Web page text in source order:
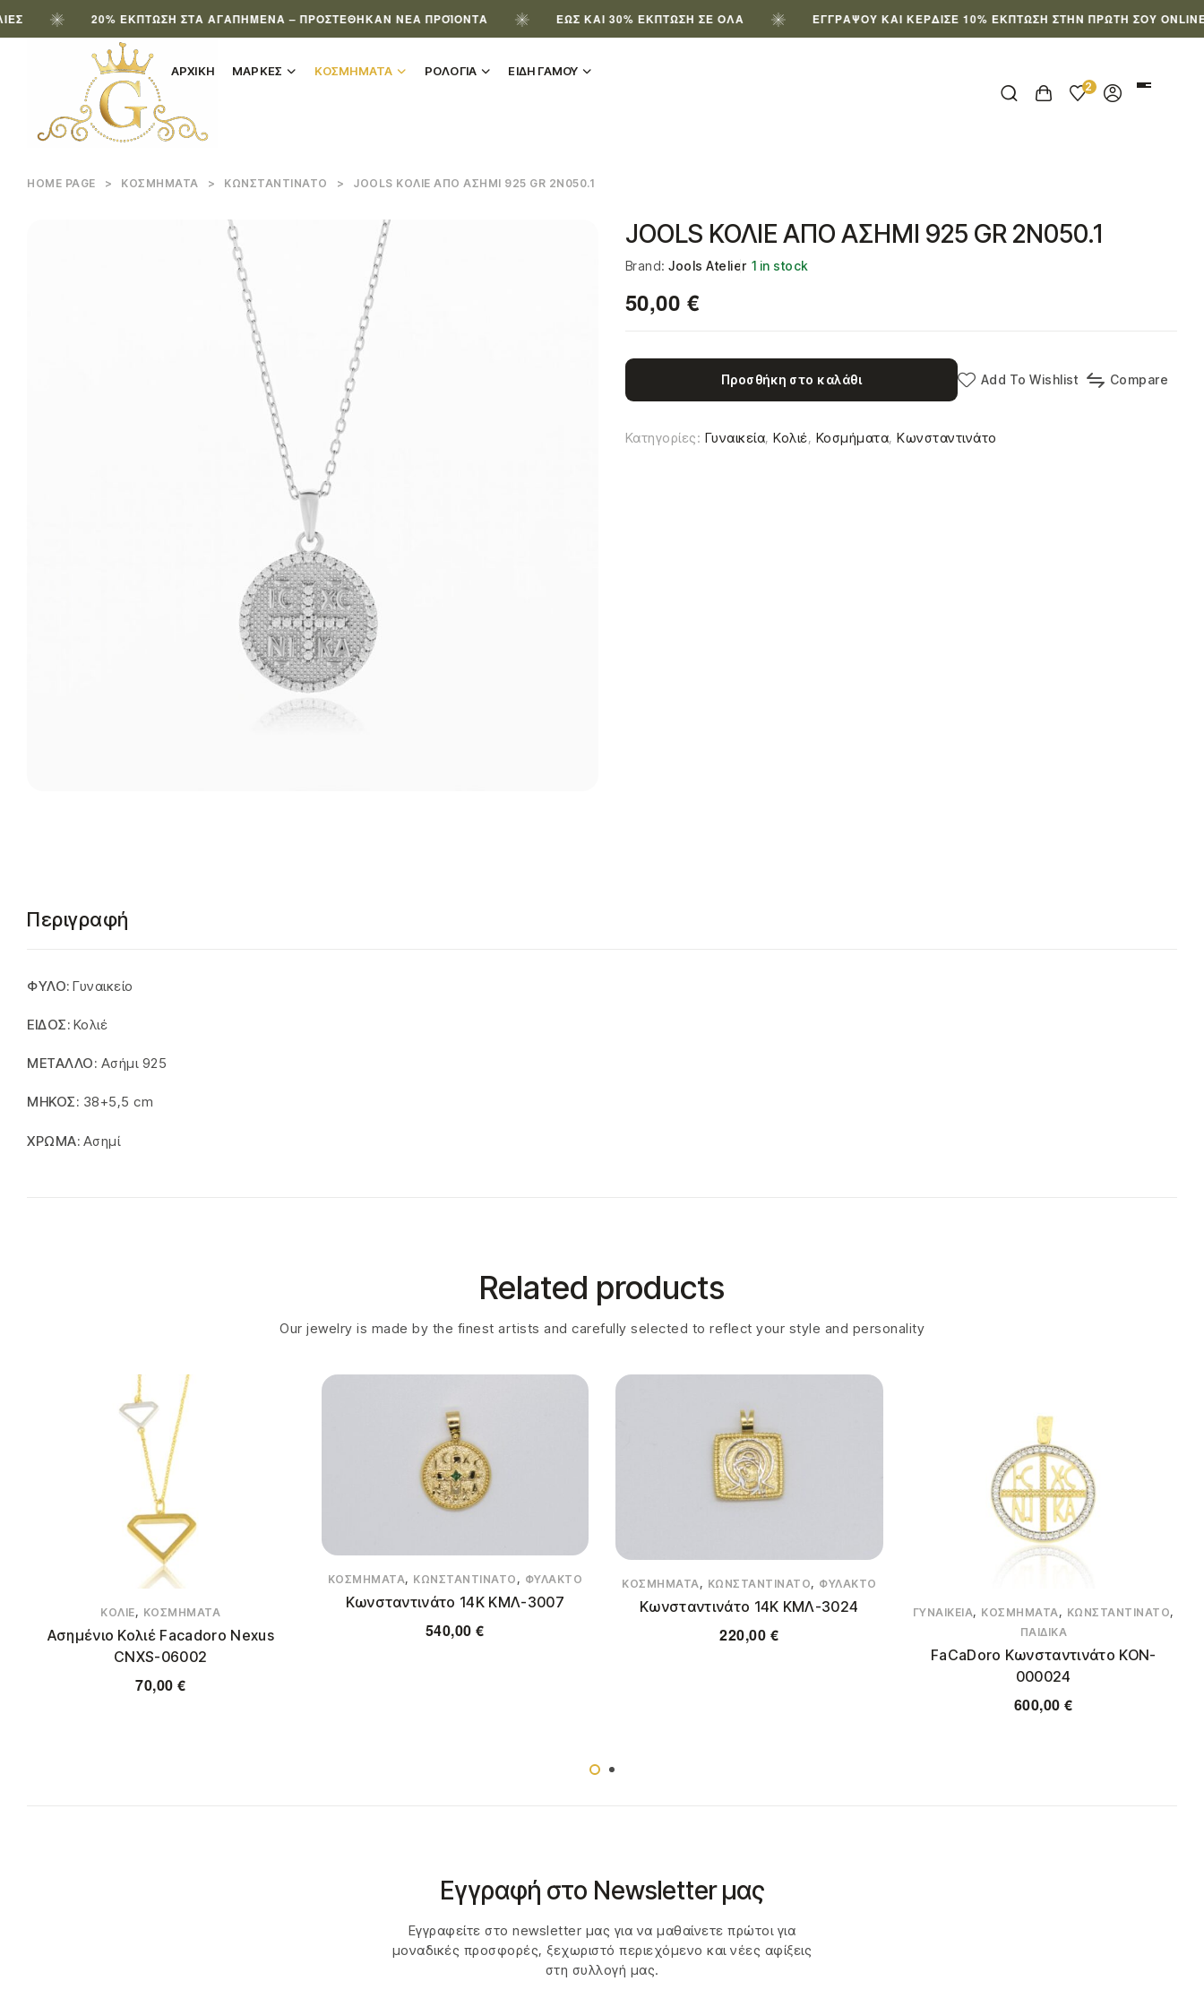
20% ΈΚΠΤΩΣΗ ΣΤΑ ΑΓΑΠΗΜΈΝΑ – ΠΡΟΣΤΈΘΗΚΑΝ ΝΈΑ ΠΡΟΪΌΝΤΑ ΈΩΣ ΚΑΙ 30% ΈΚΠΤΩΣΗ ΣΕ ΌΛΑ ΕΓΓΡΆΨΟΥ ΚΑΙ ΚΈΡΔΙΣΕ 10% ΈΚΠΤΩΣΗ ΣΤΗΝ ΠΡΏΤΗ ΣΟΥ ONLINE
ΑΡΧΙΚΗ ΜΑΡΚΕΣ ΚΟΣΜΗΜΑΤΑ ΡΟΛΟΓΙΑ ΕΙΔΗ ΓΑΜΟΥ
2
HOME PAGE > ΚΟΣΜΉΜΑΤΑ > ΚΩΝΣΤΑΝΤΙΝΆΤΟ > JOOLS ΚΟΛΙΕ ΑΠΟ ΑΣΗΜΙ 925 GR 2N050.1
JOOLS ΚΟΛΙΕ ΑΠΟ ΑΣΗΜΙ 925 GR 2N050.1
Brand:Jools Atelier 1 in stock
50,00 €
Προσθήκη στο καλάθι Add To Wishlist Compare
Κατηγορίες: Γυναικεία,Κολιέ, Κοσμήματα,Κωνσταντινάτο
Περιγραφή
ΦΥΛΟ: Γυναικείο
ΕΙΔΟΣ: Κολιέ
ΜΕΤΑΛΛΟ: Ασήμι 925
ΜΗΚΟΣ: 38+5,5 cm
ΧΡΩΜΑ: Ασημί
Related products
Our jewelry is made by the finest artists and carefully selected to reflect your style and personality
ΚΟΛΙΈ, ΚΟΣΜΉΜΑΤΑ
Ασημένιο Κολιέ Facadoro Nexus
CNXS-06002
70,00 €
ΚΟΣΜΉΜΑΤΑ, ΚΩΝΣΤΑΝΤΙΝΆΤΟ , ΦΥΛΑΚΤΌ
Κωνσταντινάτο 14Κ ΚΜΛ-3007
540,00€
ΚΟΣΜΉΜΑΤΑ, ΚΩΝΣΤΑΝΤΙΝΆΤΟ, ΦΥΛΑΚΤΌ
Κωνσταντινάτο 14Κ ΚΜΛ-3024
220,00 €
ΓΥΝΑΙΚΕΊΑ, ΚΟΣΜΉΜΑΤΑ , ΚΩΝΣΤΑΝΤΙΝΆΤΟ,
ΠΑΙΔΙΚΆ
FaCaDoro Κωνσταντινάτο KON-
000024
600,00€
Εγγραφή στο Newsletter μας
Εγγραφείτε στο newsletter μας για να μαθαίνετε πρώτοι για
μοναδικές προσφορές, ξεχωριστό περιεχόμενο και νέες αφίξεις
στη συλλογή μας.